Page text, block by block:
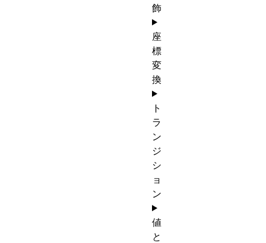
飾
座
標
変
換
ト
ラ
ン
ジ
シ
ョ
ン
値
と